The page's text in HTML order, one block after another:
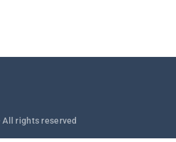
rights reserved